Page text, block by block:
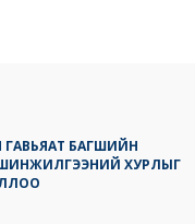
БАГШИЙН
ХУРЛЫГ